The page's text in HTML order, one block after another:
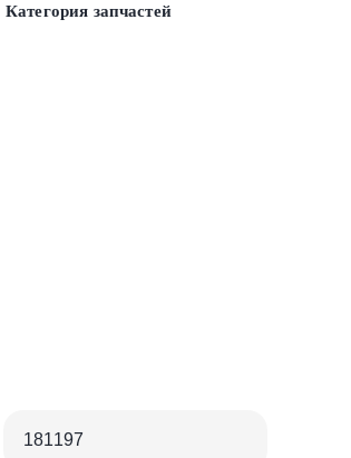
Категория запчастей